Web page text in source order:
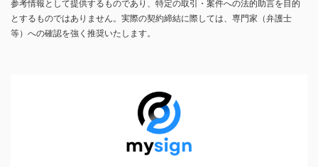
参考情報として提供するものであり、特定の取引・案件への法的助言を目的
とするものではありません。実際の契約締結に際しては、専門家（弁護士
等）への確認を強く推奨いたします。